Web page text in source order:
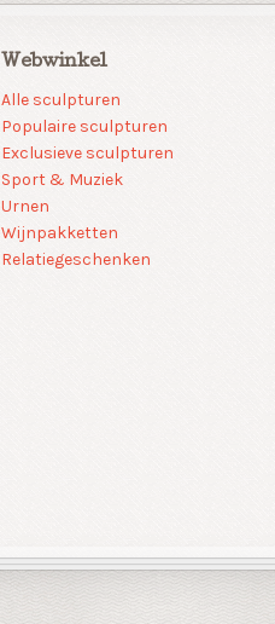
Webwinkel
Alle sculpturen
Populaire sculpturen
Exclusieve sculpturen
Sport & Muziek
Urnen
Wijnpakketten
Relatiegeschenken